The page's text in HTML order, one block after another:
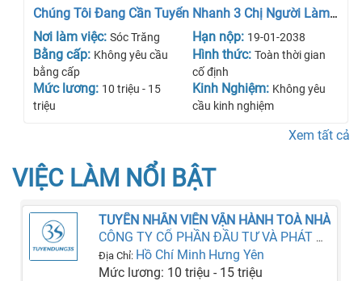
Chúng Tôi Đang Cần Tuyển Nhanh 3 Chị Người Làm
Giúp Việc Cho Gia Đình
Nơi làm việc: Sóc Trăng
Bằng cấp: Không yêu cầu
bằng cấp
Mức lương: 10 triệu - 15
triệu
Hạn nộp: 19-01-2038
Hình thức: Toàn thời gian
cố định
Kinh Nghiệm: Không yêu
cầu kinh nghiệm
Xem tất cả
VIỆC LÀM NỔI BẬT
TUYỂN NHÂN VIÊN VẬN HÀNH TOÀ NHÀ
CÔNG TY CỔ PHẦN ĐẦU TƯ VÀ PHÁT TRIỂN NGÂN LỰC
Địa Chỉ: Hồ Chí Minh Hưng Yên
Mức lương: 10 triệu - 15 triệu